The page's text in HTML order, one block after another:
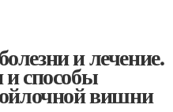
и лечение.
способы
вишни